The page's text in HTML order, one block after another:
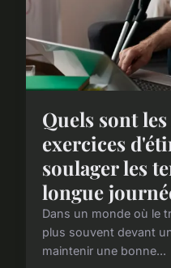
Quels sont
exercices
soulager les
longue
Dans un monde où le
plus souvent devant
maintenir une bonne...